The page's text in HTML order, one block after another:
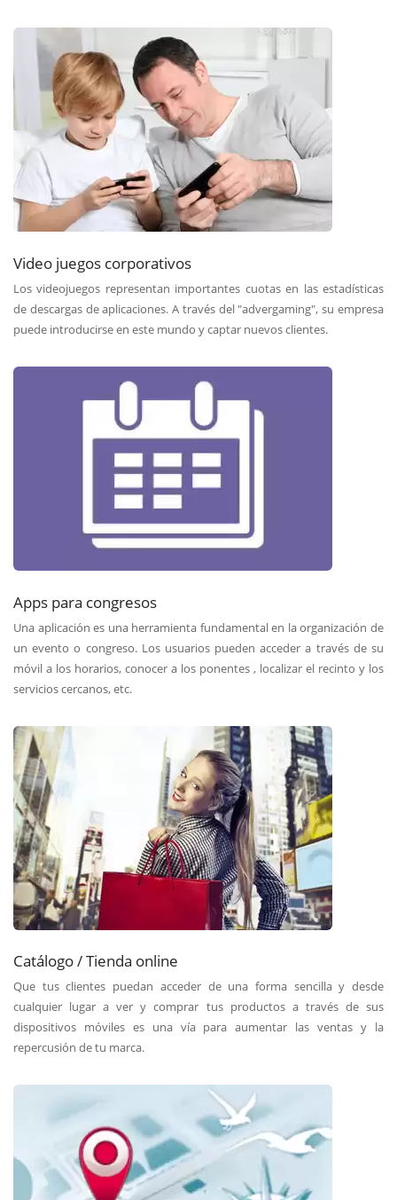
Video juegos corporativos
Los videojuegos representan importantes cuotas en las estadísticas
de descargas de aplicaciones. A través del "advergaming", su empresa
puede introducirse en este mundo y captar nuevos clientes.
Apps para congresos
Una aplicación es una herramienta fundamental en la organización de
un evento o congreso. Los usuarios pueden acceder a través de su
móvil a los horarios, conocer a los ponentes , localizar el recinto y los
servicios cercanos, etc.
Catálogo / Tienda online
Que tus clientes puedan acceder de una forma sencilla y desde
cualquier lugar a ver y comprar tus productos a través de sus
dispositivos móviles es una vía para aumentar las ventas y la
repercusión de tu marca.